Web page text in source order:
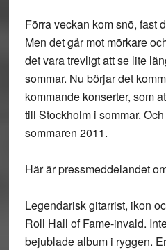
Förra veckan kom snö, fast
Men det går mot mörkare
det vara trevligt att se lite
sommar. Nu börjar det
kommande konserter, som
till Stockholm i sommar.
sommaren 2011.
Här är pressmeddelandet
Legendarisk gitarrist, ikon
Roll Hall of Fame-invald.
bejublade album i ryggen.